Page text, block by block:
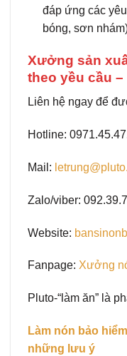
đáp ứng các
bóng, sơn
Xưởng sản
theo yều cầu –
Liên hệ ngay để
Hotline:
Mail:
Zalo/viber:
Website:
Fanpage: Xưởng
Pluto-“làm ăn” là
Làm nón bảo
những lưu ý